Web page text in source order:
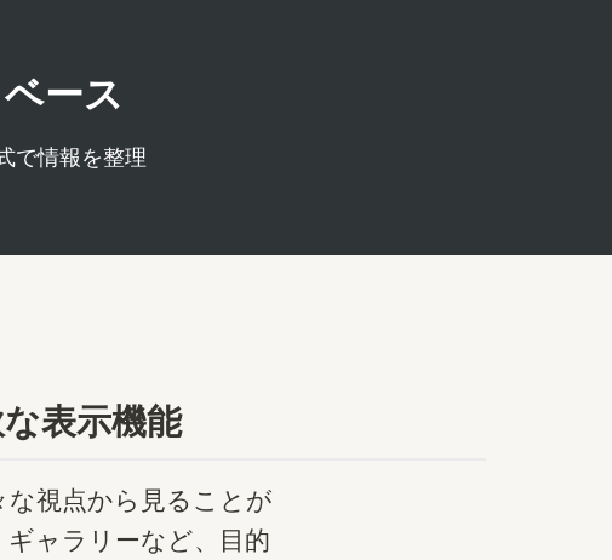
ース
で情報を整理
表示機能
視点から見ることが
ャラリーなど、目的